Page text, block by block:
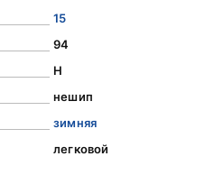
15
94
H
нешип
зимняя
легковой